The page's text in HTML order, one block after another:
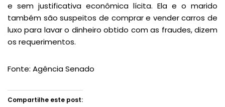
e sem justificativa econômica lícita. Ela e o marido
também são suspeitos de comprar e vender carros de
luxo para lavar o dinheiro obtido com as fraudes, dizem
os requerimentos.
Fonte: Agência Senado
Compartilhe este post: